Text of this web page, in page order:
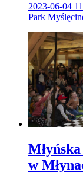
2023-06-04
Park
w